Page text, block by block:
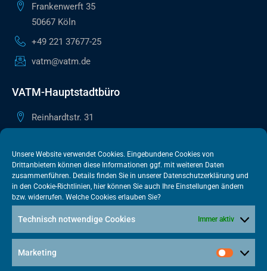
Unsere Website verwendet Cookies. Eingebundene Cookies von
Drittanbietern können diese Informationen ggf. mit weiteren Daten
zusammenführen. Details finden Sie in unserer Datenschutzerklärung und
in den Cookie-Richtlinien, hier können Sie auch Ihre Einstellungen ändern
bzw. widerrufen. Welche Cookies erlauben Sie?
Technisch notwendige Cookies Immer aktiv
Marketing
Frankenwerft 35
50667 Köln
+49 221 37677-25
vatm@vatm.de
VATM-Hauptstadtbüro
Reinhardtstr. 31
+49 30 505615-38
berlin@vatm.de
VATM-Büro Brüssel